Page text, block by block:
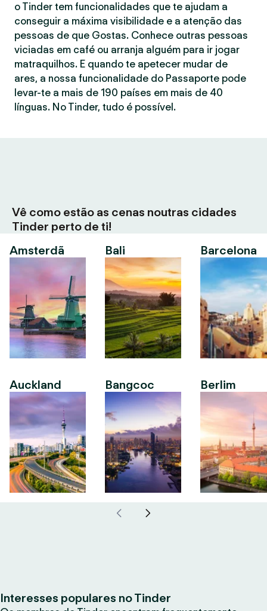
o Tinder tem funcionalidades que te ajudam a
conseguir a máxima visibilidade e a atenção das
pessoas de que Gostas. Conhece outras pessoas
viciadas em café ou arranja alguém para ir jogar
matraquilhos. E quando te apetecer mudar de
ares, a nossa funcionalidade do Passaporte pode
levar-te a mais de 190 países em mais de 40
línguas. No Tinder, tudo é possível.
Vê como estão as cenas noutras cidades
Tinder perto de ti!
Amsterdã
Auckland
Bali
Bangcoc
Barcelona
Berlim
Interesses populares no Tinder